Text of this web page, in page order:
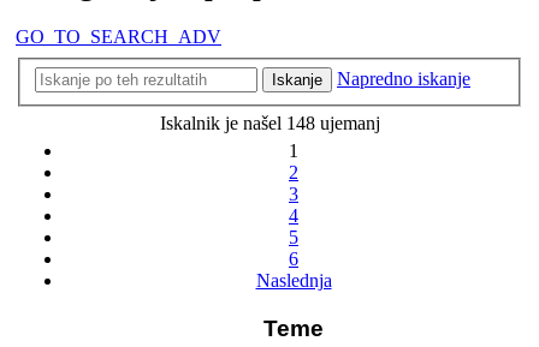
GO_TO_SEARCH_ADV
Iskanje Napredno iskanje
Iskalnik je našel 148 ujemanj
1
2
3
4
5
6
Naslednja
Teme